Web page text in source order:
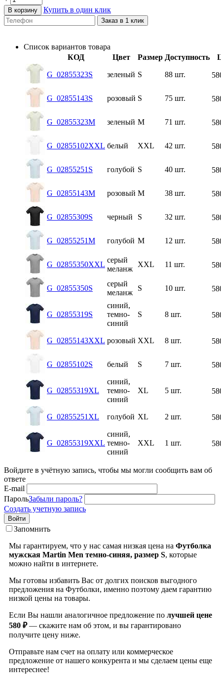
В корзину Купить в один клик
Заказ в 1 клик
Список вариантов товара
КОД
Цвет Размер Доступность
G_02855323S зеленый S 88 шт.
G_02855143S розовый S 75 шт.
G_02855323M зеленый M 71 шт.
G_02855102XXL белый XXL 42 шт.
G_02855251S голубой S 40 шт.
G_02855143M розовый M 38 шт.
G_02855309S черный S 32 шт.
G_02855251M голубой M 12 шт.
G_02855350XXL
серый
меланж
XXL 11 шт.
G_02855350S
серый
меланж
S 10 шт.
G_02855319S
синий,
темно-
синий
S 8 шт.
G_02855143XXL розовый XXL 8 шт.
G_02855102S белый S 7 шт.
G_02855319XL
синий,
темно-
синий
XL 5 шт.
G_02855251XL голубой XL 2 шт.
G_02855319XXL
синий,
темно-
синий
XXL 1 шт.
Войдите в учётную запись, чтобы мы могли сообщить вам об
ответе
E-mail
ПарольЗабыли пароль?
Создать учетную запись
Войти
Запомнить
Мы гарантируем, что у нас самая низкая цена на Футболка
мужская Martin Men темно-синяя, размер S, которые
можно найти в интернете.
Мы готовы избавить Вас от долгих поисков выгодного
предложения на Футболки, именно поэтому даем гарантию
низкой цены на товары.
Если Вы нашли аналогичное предложение по лучшей цене
580 ₽— скажите нам об этом, и вы гарантировано
получите цену ниже.
Отправьте нам счет на оплату или коммерческое
предложение от нашего конкурента и мы сделаем цены еще
интереснее!